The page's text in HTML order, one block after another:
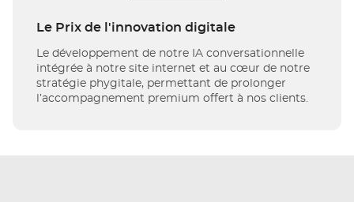
Le Prix de l'innovation digitale
Le développement de notre IA conversationnelle
intégrée à notre site internet et au cœur de notre
stratégie phygitale, permettant de prolonger
l’accompagnement premium offert à nos clients.